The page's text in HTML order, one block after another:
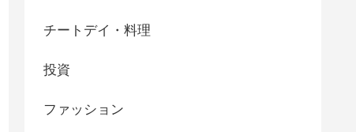
チートデイ・料理
投資
ファッション